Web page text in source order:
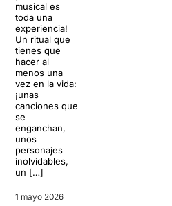
musical es
toda una
experiencia!
Un ritual que
tienes que
hacer al
menos una
vez en la vida:
¡unas
canciones que
se
enganchan,
unos
personajes
inolvidables,
un […]
1 mayo 2026